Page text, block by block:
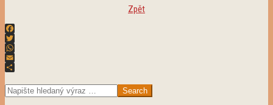
Zpět
Facebook
Twitter
WhatsApp
Email
01-
11
Search